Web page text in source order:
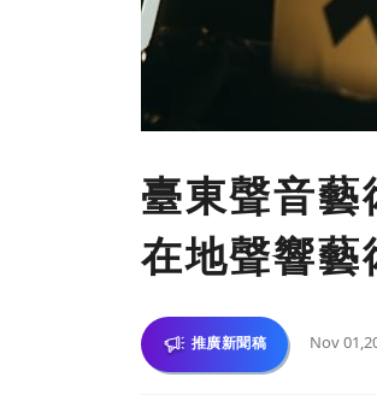
臺東聲音
在地聲響
推廣新聞稿 Nov